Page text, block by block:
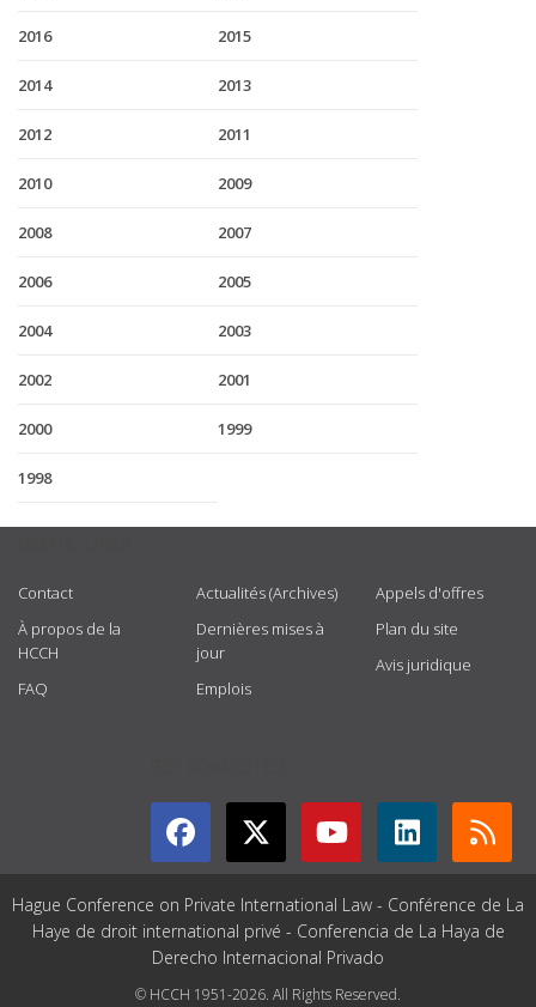
2016 2015
2014 2013
2012 2011
2010 2009
2008 2007
2006 2005
2004 2003
2002 2001
2000 1999
1998
Contact
À propos de la
HCCH
FAQ
Actualités (Archives)
Dernières mises à
jour
Emplois
Appels d'offres
Plan du site
Avis juridique
Hague Conference on Private International Law - Conférence de La
Haye de droit international privé - Conferencia de La Haya de
Derecho Internacional Privado
© HCCH 1951-2026. All Rights Reserved.